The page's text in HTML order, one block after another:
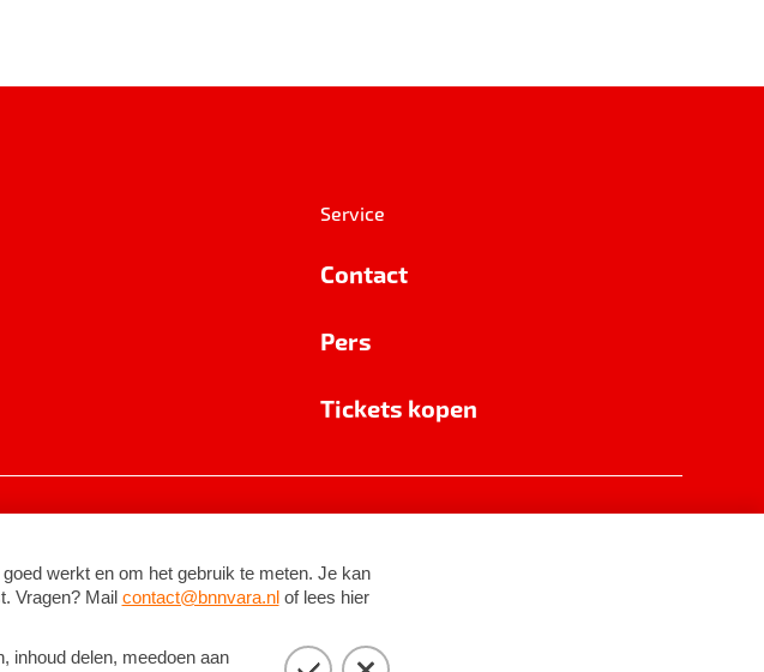
Service
Contact
Pers
Tickets kopen